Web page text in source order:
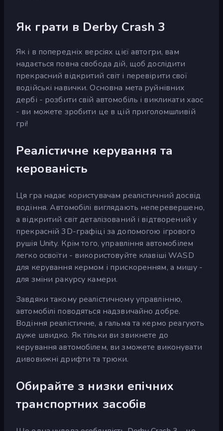
Як грати в Derby Crash 3
Як і в попередніх версіях цієї автогри, вам
надається повна свобода дій, щоб дослідити
прекрасний відкритий світ і перевірити свої
водійські навички. Основна мета руйнівних
дербі - розбити свій автомобіль і викликати хаос
- ви можете зробити це в цій приголомшливій
грі!
Реалістичне керування та
керованість
Ця гра надає користувачам реалістичний досвід
водіння. Автомобілі виглядають неперевершено,
а відкритий світ деталізований і відтворений у
прекрасній 3D-графіці за допомогою ігрового
рушія Unity. Крім того, управління автомобілем
легко освоїти - використовуйте клавіші WASD
для керування кермом і прискоренням, а мишу -
для зміни ракурсу камери.
Завдяки такому реалістичному управлінню,
автомобілі поводяться надзвичайно добре.
Водіння реалістичне, а гальма та кермо реагують
дуже швидко. Як тільки ви звикнете до
керування автомобілем, ви зможете виконувати
дивовижні дрифти та трюки.
Обирайте з низки епічних
транспортних засобів